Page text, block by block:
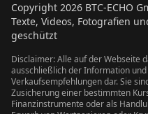
Copyright 2026 BTC-ECHO
Texte, Videos, Fotografien
geschützt
Disclaimer: Alle auf der Webseite
ausschließlich der Information
Verkaufsempfehlungen dar. Sie
Zusicherung einer bestimmten
Finanzinstrumente oder als